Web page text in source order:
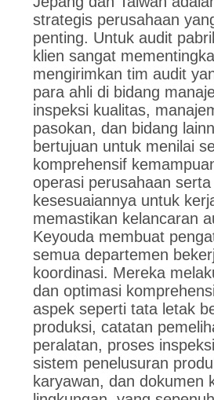
strategis perusahaan
penting. Untuk audit
klien sangat
mengirimkan tim audit
para ahli di bidang
inspeksi kualitas,
pasokan, dan bidang
bertujuan untuk menilai
komprehensif
operasi perusahaan serta
kesesuaiannya untuk
memastikan kelancaran
Keyouda membuat
semua departemen
koordinasi. Mereka
dan optimasi
aspek seperti tata letak
produksi, catatan
peralatan, proses
sistem penelusuran
karyawan, dan dokumen